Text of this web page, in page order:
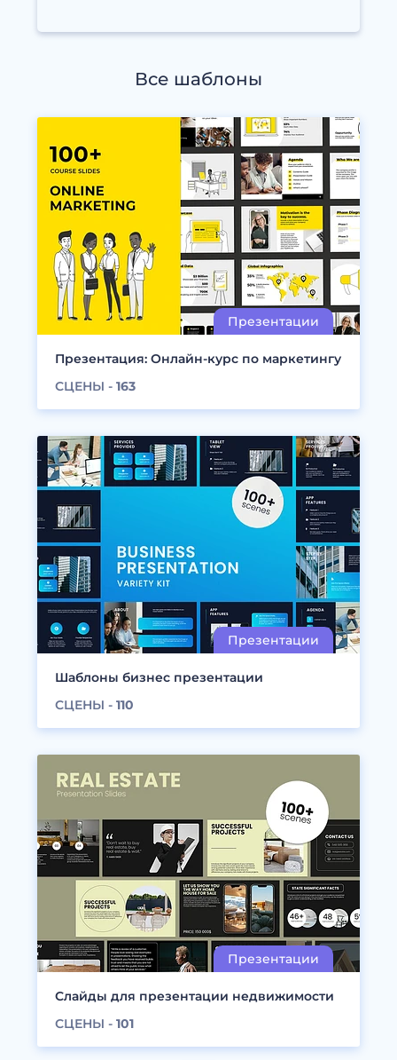
Все шаблоны
Презентация: Онлайн-курс по маркетингу
СЦЕНЫ - 163
Шаблоны бизнес презентации
СЦЕНЫ - 110
Слайды для презентации недвижимости
СЦЕНЫ - 101